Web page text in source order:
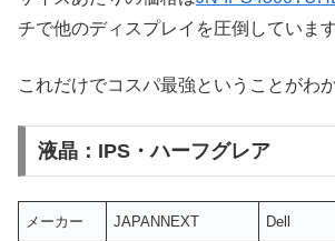
チで他のディスプレイを圧倒しています
これだけでコスパ最強ということがわ
液晶：IPS・ハーフグレア
メーカー JAPANNEXT Dell